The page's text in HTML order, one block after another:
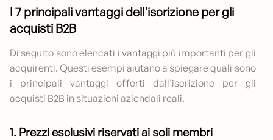
I 7 principali vantaggi dell'iscrizione per gli
acquisti B2B
Di seguito sono elencati i vantaggi più importanti per gli
acquirenti. Questi esempi aiutano a spiegare quali sono
i principali vantaggi offerti dall'iscrizione per gli
acquisti B2B in situazioni aziendali reali.
1. Prezzi esclusivi riservati ai soli membri